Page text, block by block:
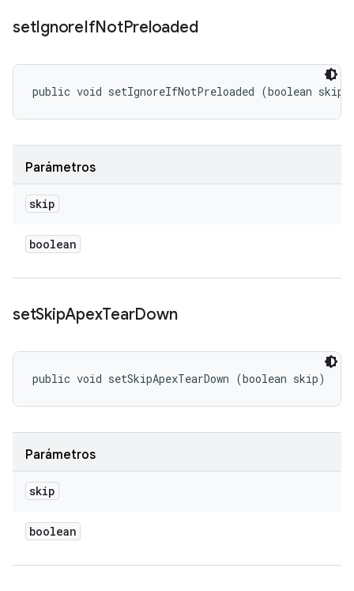
setIgnoreIfNotPreloaded
public void setIgnoreIfNotPreloaded (boolean skip)
Parámetros
skip
boolean
setSkipApexTearDown
public void setSkipApexTearDown (boolean skip)
Parámetros
skip
boolean